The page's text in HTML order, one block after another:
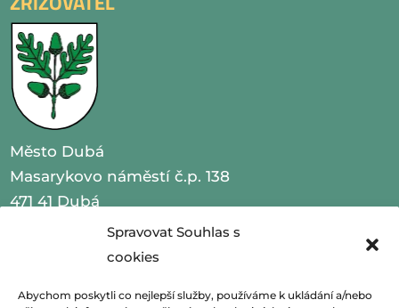
Spravovat Souhlas s
cookies
Abychom poskytli co nejlepší služby, používáme k ukládání a/nebo
Město Dubá
Masarykovo náměstí č.p. 138
471 41 Dubá
IČO 00260479